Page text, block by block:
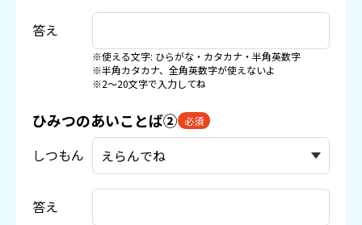
答え
※使える文字: ひらがな・カタカナ・半角英数字
※半角カタカナ、全角英数字が使えないよ
※2〜20文字で入力してね
ひみつのあいことば② 必須
しつもん
答え